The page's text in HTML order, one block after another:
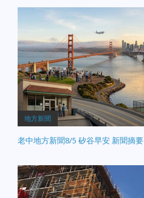
地方新聞
老中地方新聞8/5 矽谷早安 新聞摘要